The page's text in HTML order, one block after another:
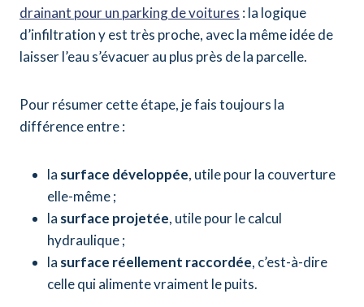
drainant pour un parking de voitures : la logique
d’infiltration y est très proche, avec la même idée de
laisser l’eau s’évacuer au plus près de la parcelle.
Pour résumer cette étape, je fais toujours la
différence entre :
la surface développée, utile pour la couverture
elle-même ;
la surface projetée, utile pour le calcul
hydraulique ;
la surface réellement raccordée, c’est-à-dire
celle qui alimente vraiment le puits.